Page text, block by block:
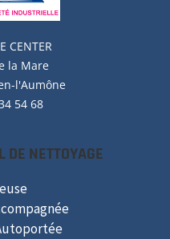
CENTER
la Mare
l'Aumône
54 68
DE NETTOYAGE